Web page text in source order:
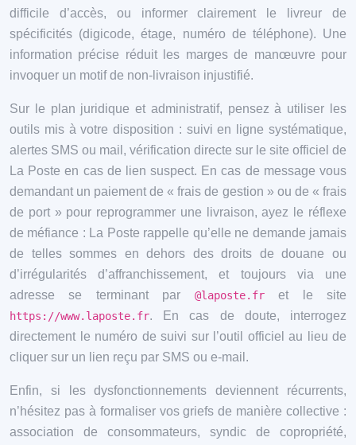
difficile d’accès, ou informer clairement le livreur de
spécificités (digicode, étage, numéro de téléphone). Une
information précise réduit les marges de manœuvre pour
invoquer un motif de non-livraison injustifié.
Sur le plan juridique et administratif, pensez à utiliser les
outils mis à votre disposition : suivi en ligne systématique,
alertes SMS ou mail, vérification directe sur le site officiel de
La Poste en cas de lien suspect. En cas de message vous
demandant un paiement de « frais de gestion » ou de « frais
de port » pour reprogrammer une livraison, ayez le réflexe
de méfiance : La Poste rappelle qu’elle ne demande jamais
de telles sommes en dehors des droits de douane ou
d’irrégularités d’affranchissement, et toujours via une
adresse se terminant par @laposte.fret le site
https://www.laposte.fr. En cas de doute, interrogez
directement le numéro de suivi sur l’outil officiel au lieu de
cliquer sur un lien reçu par SMS ou e-mail.
Enfin, si les dysfonctionnements deviennent récurrents,
n’hésitez pas à formaliser vos griefs de manière collective :
association de consommateurs, syndic de copropriété,